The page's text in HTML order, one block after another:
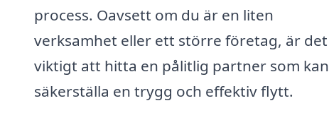
process. Oavsett om du är en liten
verksamhet eller ett större företag, är det
viktigt att hitta en pålitlig partner som kan
säkerställa en trygg och effektiv flytt.